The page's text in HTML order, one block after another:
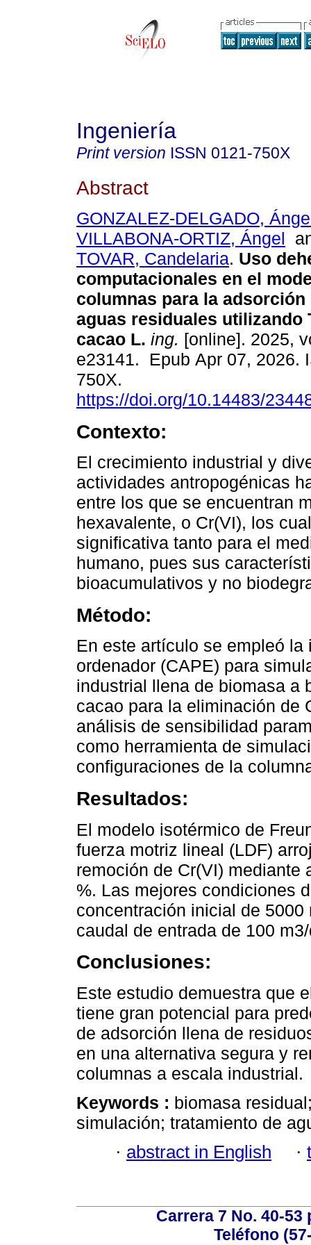
Ingeniería
Print version ISSN 0121-750X
Abstract
GONZALEZ-DELGADO,
VILLABONA-ORTIZ, Ángel
TOVAR, Candelaria. Uso
computacionales en el
columnas para la adsorción
aguas residuales utilizando
cacao L. ing. [online]. 2025,
e23141. Epub Apr 07, 2026.
750X.
https://doi.org/10.14483/
Contexto:
El crecimiento industrial y
actividades antropogénicas
entre los que se encuentran
hexavalente, o Cr(VI), los
significativa tanto para el
humano, pues sus
bioacumulativos y no
Método:
En este artículo se empleó
ordenador (CAPE) para
industrial llena de biomasa a
cacao para la eliminación de
análisis de sensibilidad
como herramienta de
configuraciones de la
Resultados:
El modelo isotérmico de
fuerza motriz lineal (LDF)
remoción de Cr(VI) mediante
%. Las mejores condiciones
concentración inicial de
caudal de entrada de 100
Conclusiones:
Este estudio demuestra que
tiene gran potencial para
de adsorción llena de
en una alternativa segura y
columnas a escala industrial.
Keywords : biomasa
simulación; tratamiento de
· abstract in English ·
Carrera 7 No. 40-
Teléfono